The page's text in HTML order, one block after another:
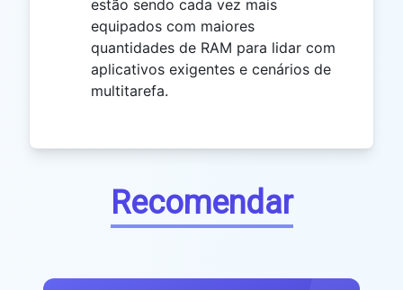
estão sendo cada vez mais
equipados com maiores
quantidades de RAM para lidar com
aplicativos exigentes e cenários de
multitarefa.
Recomendar